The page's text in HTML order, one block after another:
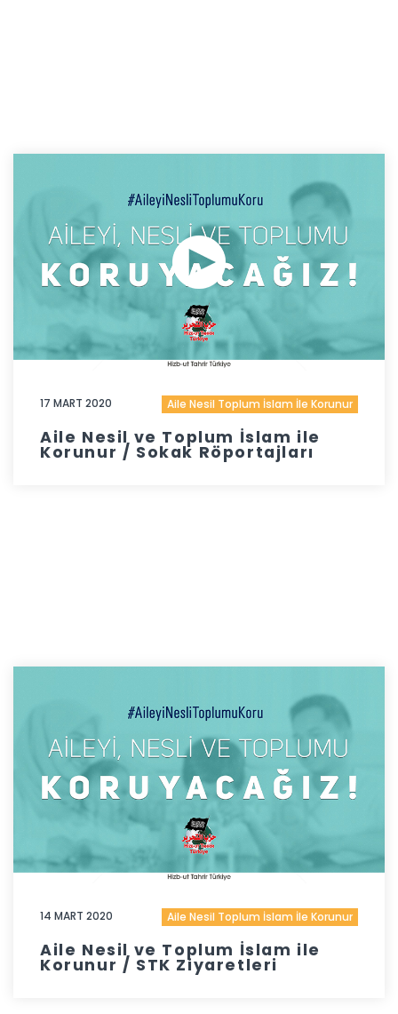
17 MART 2020 Aile Nesil Toplum İslam İle Korunur
Aile Nesil ve Toplum İslam ile
Korunur / Sokak Röportajları
14 MART 2020 Aile Nesil Toplum İslam İle Korunur
Aile Nesil ve Toplum İslam ile
Korunur / STK Ziyaretleri